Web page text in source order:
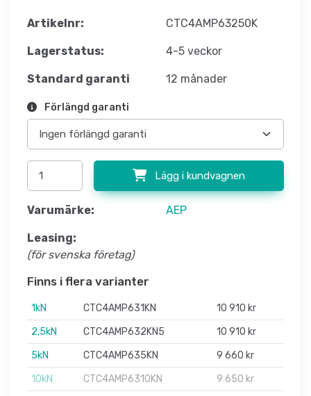
Artikelnr: CTC4AMP63250K
Lagerstatus: 4-5 veckor
Standard garanti 12 månader
Förlängd garanti
Lägg i kundvagnen
Varumärke: AEP
Leasing:
(för svenska företag)
Finns i flera varianter
1kN CTC4AMP631KN
10 910 kr
2,5kN
CTC4AMP632KN5
10 910 kr
5kN
CTC4AMP635KN
9 660 kr
10kN
CTC4AMP6310KN
9 650 kr